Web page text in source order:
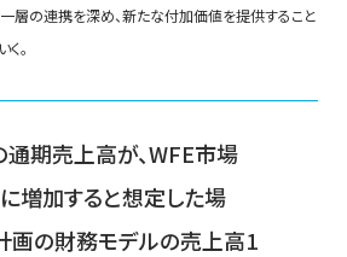
層の連携を深め、新たな付加価値を提供すること
。
期売上高が、WFE市場
増加すると想定した場
画の財務モデルの売上高1